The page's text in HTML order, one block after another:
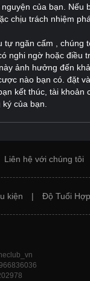
của bạn.
chịu trách nhiệm
tự ngăn cấm ,
nghi ngờ hoặc điều
ảnh hưởng đến
nào bạn có. đặt
kết thúc, tài
của bạn.
Liên hệ với chúng tôi
kiện | Độ Tuổi